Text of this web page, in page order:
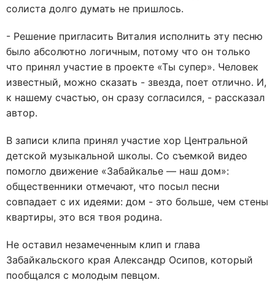
солиста долго думать не пришлось.
- Решение пригласить Виталия исполнить эту песню
было абсолютно логичным, потому что он только
что принял участие в проекте «Ты супер». Человек
известный, можно сказать - звезда, поет отлично. И,
к нашему счастью, он сразу согласился, - рассказал
автор.
В записи клипа принял участие хор Центральной
детской музыкальной школы. Со съемкой видео
помогло движение «Забайкалье — наш дом»:
общественники отмечают, что посыл песни
совпадает с их идеями: дом - это больше, чем стены
квартиры, это вся твоя родина.
Не оставил незамеченным клип и глава
Забайкальского края Александр Осипов, который
пообщался с молодым певцом.